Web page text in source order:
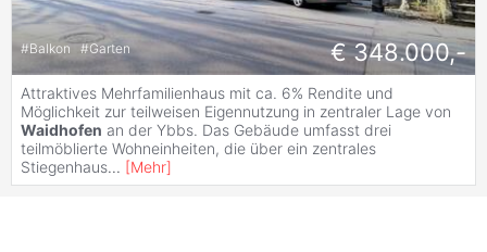
#Balkon #Garten € 348.000,-
Attraktives Mehrfamilienhaus mit ca. 6% Rendite und
Möglichkeit zur teilweisen Eigennutzung in zentraler Lage von
Waidhofen an der Ybbs. Das Gebäude umfasst drei
teilmöblierte Wohneinheiten, die über ein zentrales
Stiegenhaus... [Mehr]